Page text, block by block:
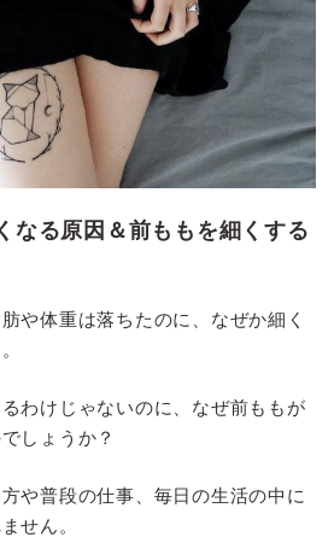
なる原因＆前ももを細くする
や体重は落ちたのに、なぜか細く
わけじゃないのに、なぜ前ももが
しょうか？
や普段の仕事、毎日の生活の中に
せん。